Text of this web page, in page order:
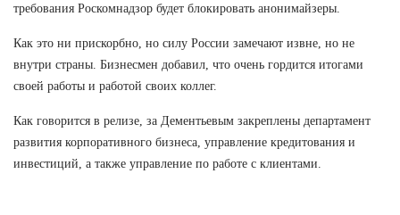
требования Роскомнадзор будет блокировать анонимайзеры.
Как это ни прискорбно, но силу России замечают извне, но не
внутри страны. Бизнесмен добавил, что очень гордится итогами
своей работы и работой своих коллег.
Как говорится в релизе, за Дементьевым закреплены департамент
развития корпоративного бизнеса, управление кредитования и
инвестиций, а также управление по работе с клиентами.